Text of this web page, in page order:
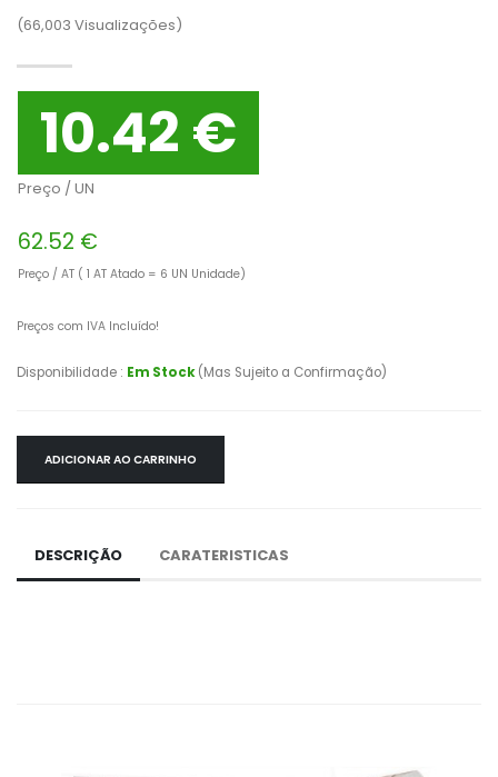
(66,003 Visualizações)
10.42 €
Preço / UN
62.52 €
Preço / AT ( 1 AT Atado = 6 UN Unidade)
Preços com IVA Incluído!
Disponibilidade : Em Stock(Mas Sujeito a Confirmação)
ADICIONAR AO CARRINHO
DESCRIÇÃO CARATERISTICAS